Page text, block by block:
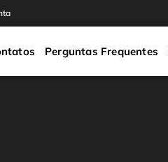
Perguntas Frequentes